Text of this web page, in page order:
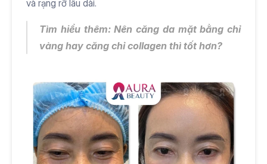
và rạng rỡ lâu dài.
Tìm hiểu thêm: Nên căng da mặt bằng chỉ
vàng hay căng chỉ collagen thì tốt hơn?